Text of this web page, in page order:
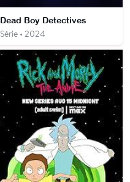
Dead Boy Detectives
Série • 2024